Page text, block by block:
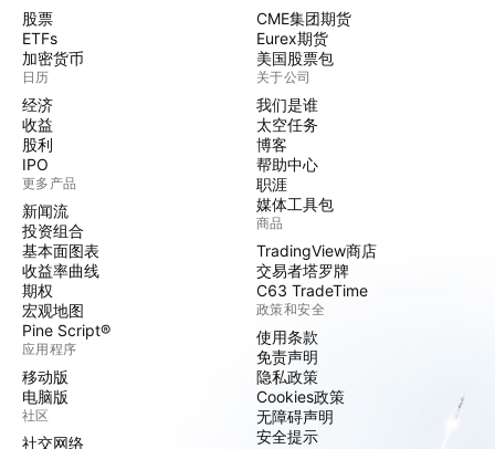
股票
ETFs
加密货币
日历
经济
收益
股利
IPO
更多产品
新闻流
投资组合
基本面图表
收益率曲线
期权
宏观地图
Pine Script®
应用程序
移动版
电脑版
社区
社交网络
CME集团期货
Eurex期货
美国股票包
关于公司
我们是谁
太空任务
博客
帮助中心
职涯
媒体工具包
商品
TradingView商店
交易者塔罗牌
C63 TradeTime
政策和安全
使用条款
免责声明
隐私政策
Cookies政策
无障碍声明
安全提示